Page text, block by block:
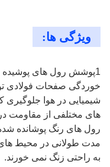
ویژگی ها:
1پوشش رول های پوشیده
خوردگی صفحات فولادی
شیمیایی در هوا
های مختلفی از مقاومت
رول های رنگ پوشانده
مدت طولانی در محیط
به راحتی زنگ نمی خورند.